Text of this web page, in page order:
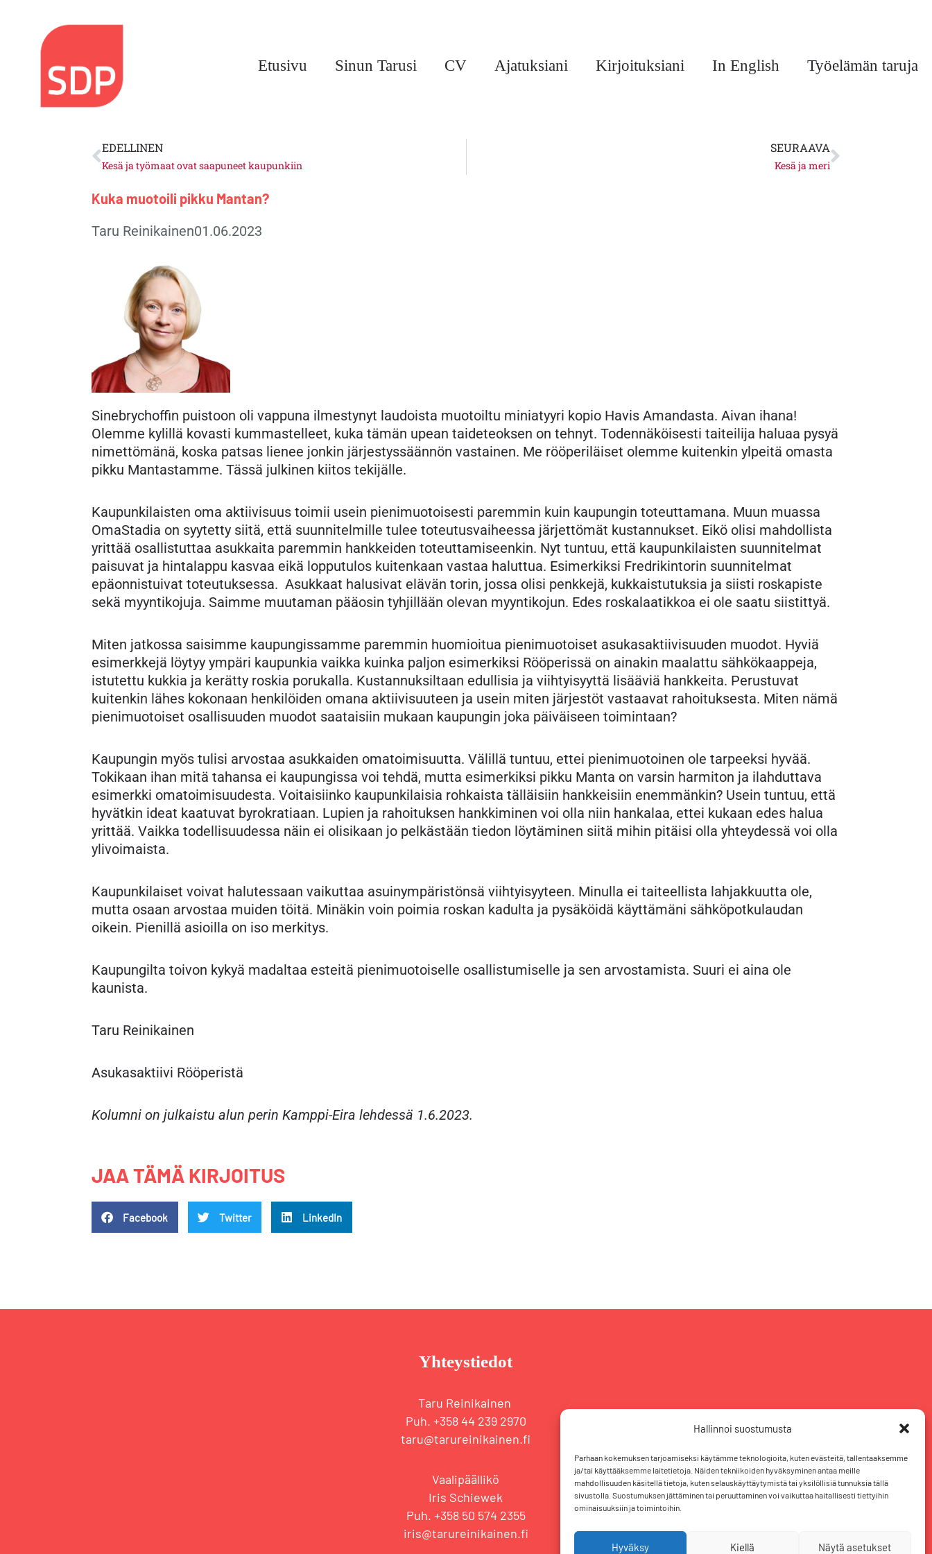
Hallinnoi suostumusta
Parhaan kokemuksen tarjoamiseksi käytämme teknologioita, kuten evästeitä, tallentaaksemme
ja/tai käyttääksemme laitetietoja. Näiden tekniikoiden hyväksyminen antaa meille
mahdollisuuden käsitellä tietoja, kuten selauskäyttäytymistä tai yksilöllisiä tunnuksia tällä
sivustolla. Suostumuksen jättäminen tai peruuttaminen voi vaikuttaa haitallisesti tiettyihin
ominaisuuksiin ja toimintoihin.
Hyväksy Kiellä Näytä asetukset
sisältöön
Etusivu Sinun Tarusi CV Ajatuksiani Kirjoituksiani In English Työelämän taruja
Prev
EDELLINEN
Kesä ja työmaat ovat saapuneet kaupunkiin
SEURAAVA
Kesä ja meri
Next
Kuka muotoili pikku Mantan?
Taru Reinikainen01.06.2023
Sinebrychoffin puistoon oli vappuna ilmestynyt laudoista muotoiltu miniatyyri kopio Havis Amandasta. Aivan ihana!
Olemme kylillä kovasti kummastelleet, kuka tämän upean taideteoksen on tehnyt. Todennäköisesti taiteilija haluaa pysyä
nimettömänä, koska patsas lienee jonkin järjestyssäännön vastainen. Me rööperiläiset olemme kuitenkin ylpeitä omasta
pikku Mantastamme. Tässä julkinen kiitos tekijälle.
Kaupunkilaisten oma aktiivisuus toimii usein pienimuotoisesti paremmin kuin kaupungin toteuttamana. Muun muassa
OmaStadia on syytetty siitä, että suunnitelmille tulee toteutusvaiheessa järjettömät kustannukset. Eikö olisi mahdollista
yrittää osallistuttaa asukkaita paremmin hankkeiden toteuttamiseenkin. Nyt tuntuu, että kaupunkilaisten suunnitelmat
paisuvat ja hintalappu kasvaa eikä lopputulos kuitenkaan vastaa haluttua. Esimerkiksi Fredrikintorin suunnitelmat
epäonnistuivat toteutuksessa. Asukkaat halusivat elävän torin, jossa olisi penkkejä, kukkaistutuksia ja siisti roskapiste
sekä myyntikojuja. Saimme muutaman pääosin tyhjillään olevan myyntikojun. Edes roskalaatikkoa ei ole saatu siistittyä.
Miten jatkossa saisimme kaupungissamme paremmin huomioitua pienimuotoiset asukasaktiivisuuden muodot. Hyviä
esimerkkejä löytyy ympäri kaupunkia vaikka kuinka paljon esimerkiksi Rööperissä on ainakin maalattu sähkökaappeja,
istutettu kukkia ja kerätty roskia porukalla. Kustannuksiltaan edullisia ja viihtyisyyttä lisääviä hankkeita. Perustuvat
kuitenkin lähes kokonaan henkilöiden omana aktiivisuuteen ja usein miten järjestöt vastaavat rahoituksesta. Miten nämä
pienimuotoiset osallisuuden muodot saataisiin mukaan kaupungin joka päiväiseen toimintaan?
Kaupungin myös tulisi arvostaa asukkaiden omatoimisuutta. Välillä tuntuu, ettei pienimuotoinen ole tarpeeksi hyvää.
Tokikaan ihan mitä tahansa ei kaupungissa voi tehdä, mutta esimerkiksi pikku Manta on varsin harmiton ja ilahduttava
esimerkki omatoimisuudesta. Voitaisiinko kaupunkilaisia rohkaista tälläisiin hankkeisiin enemmänkin? Usein tuntuu, että
hyvätkin ideat kaatuvat byrokratiaan. Lupien ja rahoituksen hankkiminen voi olla niin hankalaa, ettei kukaan edes halua
yrittää. Vaikka todellisuudessa näin ei olisikaan jo pelkästään tiedon löytäminen siitä mihin pitäisi olla yhteydessä voi olla
ylivoimaista.
Kaupunkilaiset voivat halutessaan vaikuttaa asuinympäristönsä viihtyisyyteen. Minulla ei taiteellista lahjakkuutta ole,
mutta osaan arvostaa muiden töitä. Minäkin voin poimia roskan kadulta ja pysäköidä käyttämäni sähköpotkulaudan
oikein. Pienillä asioilla on iso merkitys.
Kaupungilta toivon kykyä madaltaa esteitä pienimuotoiselle osallistumiselle ja sen arvostamista. Suuri ei aina ole
kaunista.
Taru Reinikainen
Asukasaktiivi Rööperistä
Kolumni on julkaistu alun perin Kamppi-Eira lehdessä 1.6.2023.
JAA TÄMÄ KIRJOITUS
Facebook Twitter LinkedIn
Yhteystiedot
Taru Reinikainen
Puh. +358 44 239 2970
taru@tarureinikainen.fi
Vaalipäällikö
Iris Schiewek
Puh. +358 50 574 2355
iris@tarureinikainen.fi